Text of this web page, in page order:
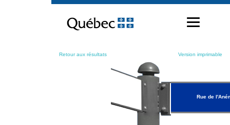
contenu
Retour aux résultats Version imprimable
Rue de